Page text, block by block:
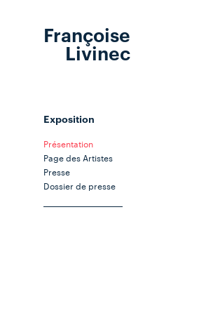
Françoise
Livinec
Exposition
Présentation
Page des Artistes
Presse
Dossier de presse